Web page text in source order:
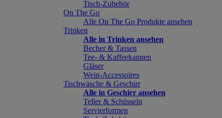
Tisch-Zubehör
On The Go
Alle On The Go Produkte ansehen
Trinken
Alle in Trinken ansehen
Becher & Tassen
Tee- & Kaffeekannen
Gläser
Wein-Accessoires
Tischwäsche & Geschirr
Alle in Geschirr ansehen
Teller & Schüsseln
Servierformen